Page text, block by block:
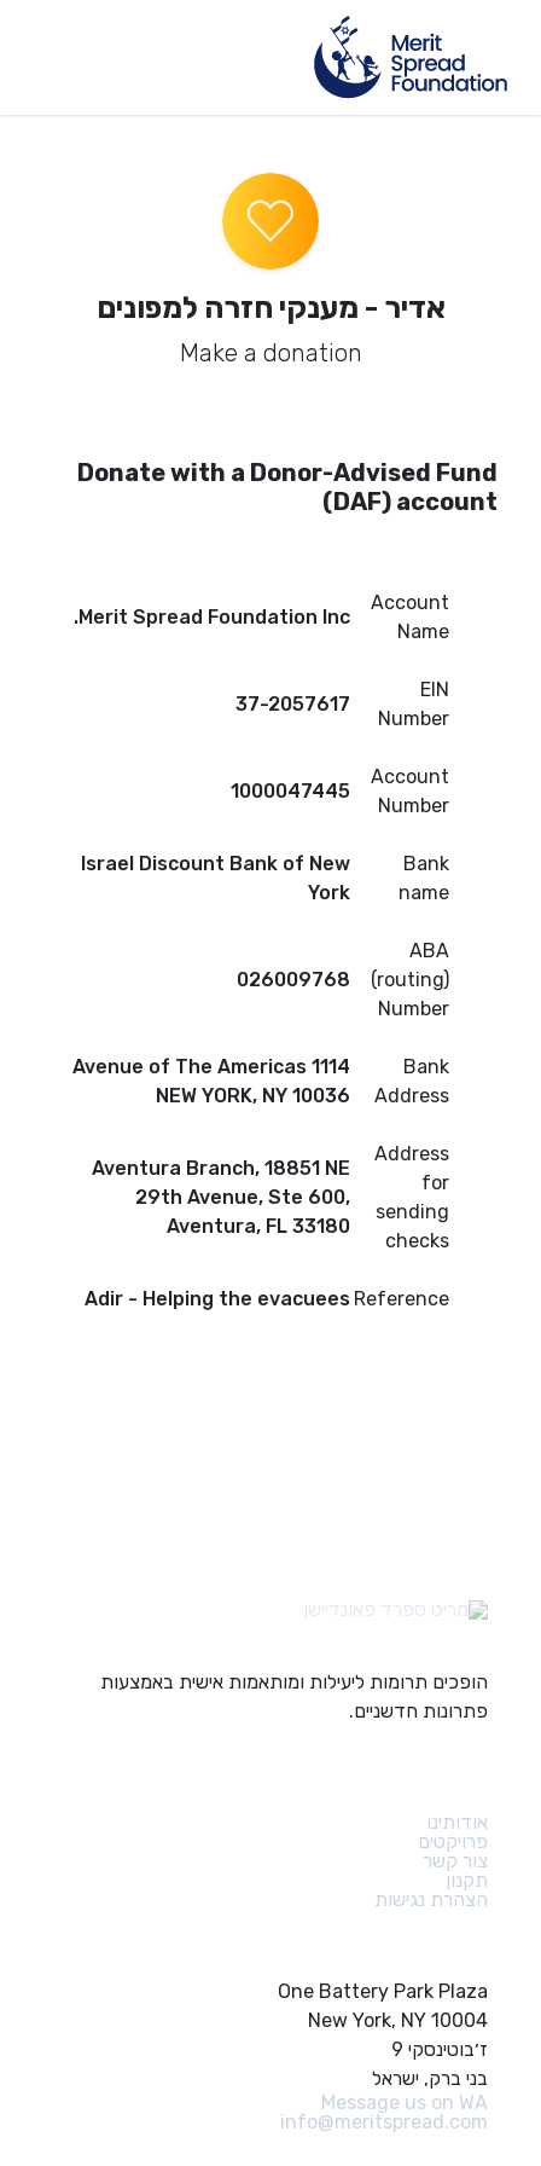
אדיר - מענקי חזרה למפונים
Make a donation
Donate with a Donor-Advised Fund
(DAF) account
Account
Name
Merit Spread Foundation Inc.
EIN
Number
37-2057617
Account
Number
1000047445
Bank
name
Israel Discount Bank of New
York
ABA
(routing)
Number
026009768
Bank
Address
1114 Avenue of The Americas
NEW YORK, NY 10036
Address
for
sending
checks
Aventura Branch, 18851 NE
29th Avenue, Ste 600,
Aventura, FL 33180
Reference
Adir - Helping the evacuees
הופכים תרומות ליעילות ומותאמות אישית באמצעות
פתרונות חדשניים.
אודותינו
פרויקטים
צור קשר
תקנון
הצהרת נגישות
One Battery Park Plaza
New York, NY 10004
ז׳בוטינסקי 9
בני ברק, ישראל
Message us on WA
info@meritspread.com